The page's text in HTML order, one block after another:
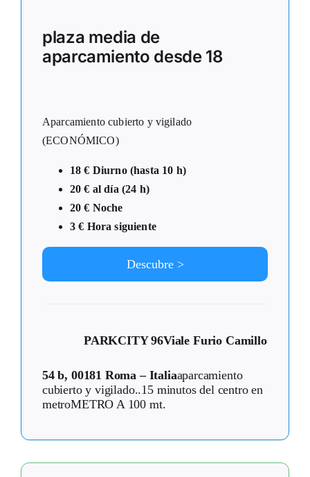
plaza media de
aparcamiento desde 18
Aparcamiento cubierto y vigilado
(ECONÓMICO)
18 € Diurno (hasta 10 h)
20 € al día (24 h)
20 € Noche
3 € Hora siguiente
Descubre >
PARKCITY 96Viale Furio Camillo
54 b, 00181 Roma – Italiaaparcamiento
cubierto y vigilado..15 minutos del centro en
metroMETRO A 100 mt.